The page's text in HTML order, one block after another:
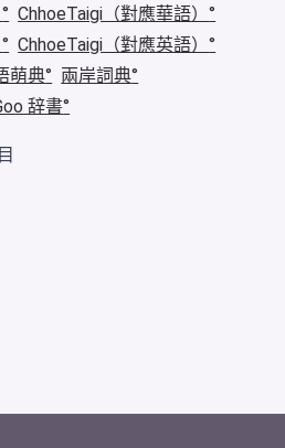
ChhoeTaigi（對應華語）
ChhoeTaigi（對應英語）
萌典
兩岸詞典
辞書